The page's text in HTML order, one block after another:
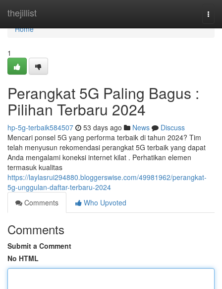
thejillist
Home
Home
1
Perangkat 5G Paling Bagus :
Pilihan Terbaru 2024
hp-5g-terbaik584507 53 days ago News
Discuss
Mencari ponsel 5G yang performa terbaik di tahun 2024? Tim
telah menyusun rekomendasi perangkat 5G terbaik yang dapat
Anda mengalami koneksi internet kilat . Perhatikan elemen
termasuk kualitas
https://laylasrui294880.bloggerswise.com/49981962/perangkat-
5g-unggulan-daftar-terbaru-2024
Comments
Who Upvoted
Comments
Submit a Comment
No HTML